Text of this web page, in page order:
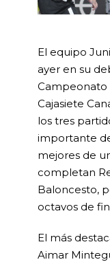
El equipo
ayer en su
Campeonato
Cajasiete
los tres
importante
mejores de
completan
Baloncesto,
octavos de
El más
Aimar